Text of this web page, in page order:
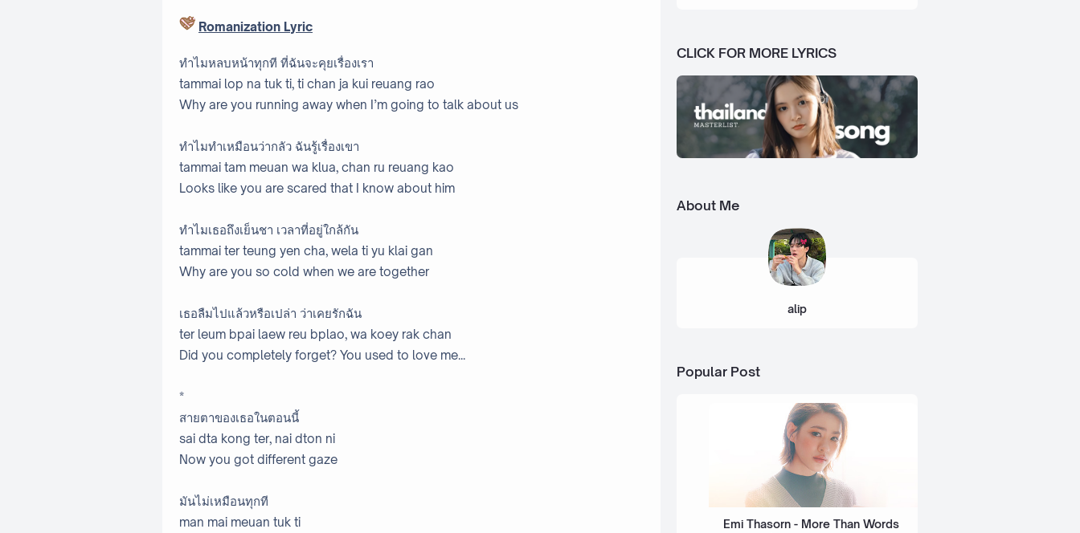
Romanization Lyric
ทำไมหลบหน้าทุกที ที่ฉันจะคุยเรื่องเรา
tammai lop na tuk ti, ti chan ja kui reuang rao
Why are you running away when I’m going to talk about us
ทำไมทำเหมือนว่ากลัว ฉันรู้เรื่องเขา
tammai tam meuan wa klua, chan ru reuang kao
Looks like you are scared that I know about him
ทำไมเธอถึงเย็นชา เวลาที่อยู่ใกล้กัน
tammai ter teung yen cha, wela ti yu klai gan
Why are you so cold when we are together
เธอลืมไปแล้วหรือเปล่า ว่าเคยรักฉัน
ter leum bpai laew reu bplao, wa koey rak chan
Did you completely forget? You used to love me...
*
สายตาของเธอในตอนนี้
sai dta kong ter, nai dton ni
Now you got different gaze
มันไม่เหมือนทุกที
man mai meuan tuk ti
CLICK FOR MORE LYRICS
About Me
alip
Popular Post
Emi Thasorn - More Than Words